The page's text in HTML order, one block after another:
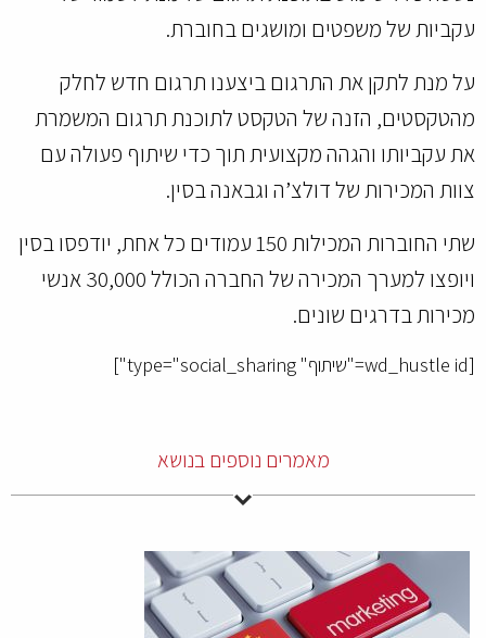
עקביות של משפטים ומושגים בחוברת.
על מנת לתקן את התרגום ביצענו תרגום חדש לחלק
מהטקסטים, הזנה של הטקסט לתוכנת תרגום המשמרת
את עקביותו והגהה מקצועית תוך כדי שיתוף פעולה עם
צוות המכירות של דולצ’ה וגבאנה בסין.
שתי החוברות המכילות 150 עמודים כל אחת, יודפסו בסין
ויופצו למערך המכירה של החברה הכולל 30,000 אנשי
מכירות בדרגים שונים.
[wd_hustle id="שיתוף" type="social_sharing"]
מאמרים נוספים בנושא